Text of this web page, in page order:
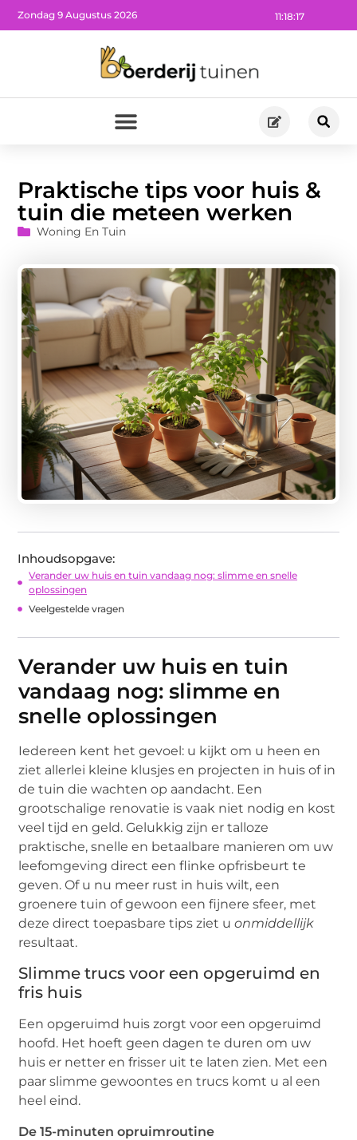
11:18:18
Zondag 9 Augustus 2026
Praktische tips voor huis &
tuin die meteen werken
Woning En Tuin
Inhoudsopgave:
Verander uw huis en tuin vandaag nog: slimme en snelle
oplossingen
Veelgestelde vragen
Verander uw huis en tuin
vandaag nog: slimme en
snelle oplossingen
Iedereen kent het gevoel: u kijkt om u heen en
ziet allerlei kleine klusjes en projecten in huis of in
de tuin die wachten op aandacht. Een
grootschalige renovatie is vaak niet nodig en kost
veel tijd en geld. Gelukkig zijn er talloze
praktische, snelle en betaalbare manieren om uw
leefomgeving direct een flinke opfrisbeurt te
geven. Of u nu meer rust in huis wilt, een
groenere tuin of gewoon een fijnere sfeer, met
deze direct toepasbare tips ziet uonmiddellijk
resultaat.
Slimme trucs voor een opgeruimd en
fris huis
Een opgeruimd huis zorgt voor een opgeruimd
hoofd. Het hoeft geen dagen te duren om uw
huis er netter en frisser uit te laten zien. Met een
paar slimme gewoontes en trucs komt u al een
heel eind.
De 15-minuten opruimroutine